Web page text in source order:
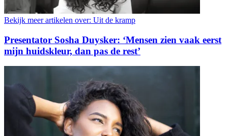
Bekijk meer artikelen over: Uit de kramp
Presentator Sosha Duysker: ‘Mensen zien vaak eerst
mijn huidskleur, dan pas de rest’